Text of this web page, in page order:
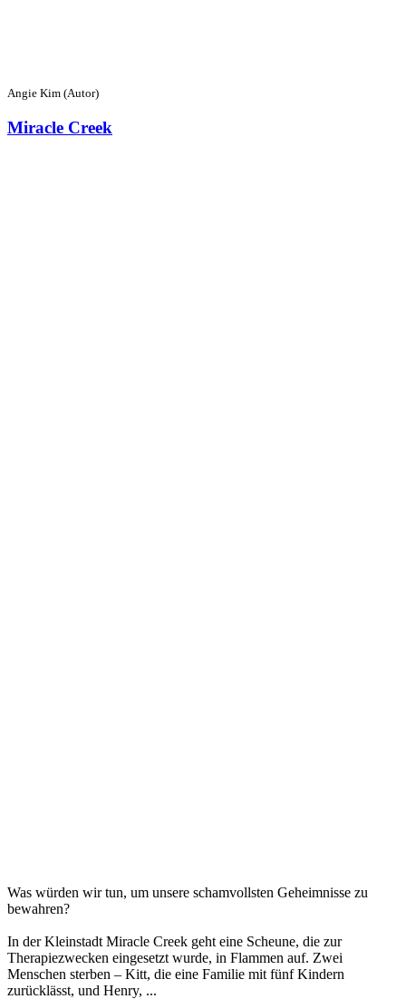
Angie Kim (Autor)
Miracle Creek
Was würden wir tun, um unsere schamvollsten Geheimnisse zu
bewahren?
In der Kleinstadt Miracle Creek geht eine Scheune, die zur
Therapiezwecken eingesetzt wurde, in Flammen auf. Zwei
Menschen sterben – Kitt, die eine Familie mit fünf Kindern
zurücklässt, und Henry, ...